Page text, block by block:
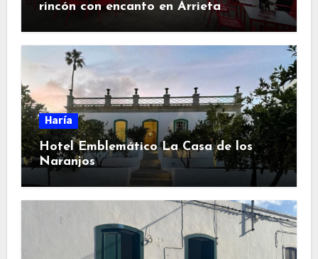
rincón con encanto en Arrieta
Haría
Hotel Emblemático La Casa de los
Naranjos